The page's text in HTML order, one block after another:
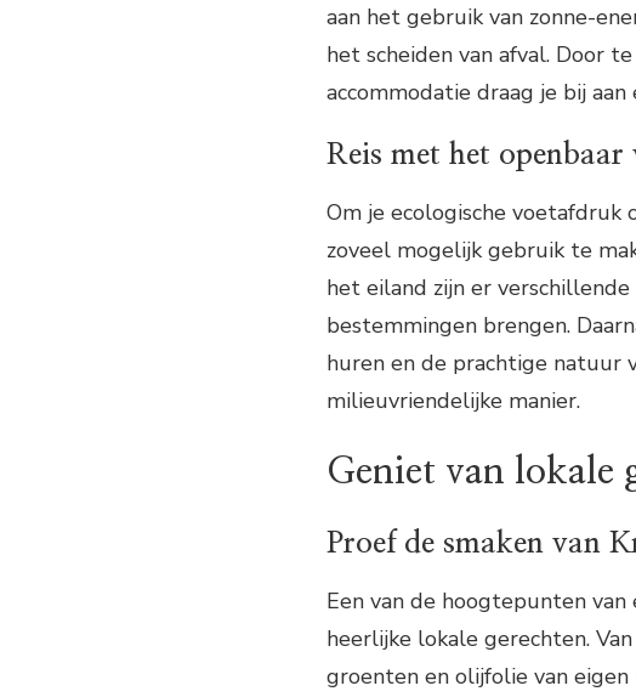
aan het gebruik van zonne-
het scheiden van afval. Door
accommodatie draag je bij
Reis met het openbaar
Om je ecologische voetafdruk
zoveel mogelijk gebruik te
het eiland zijn er
bestemmingen brengen.
huren en de prachtige natuur
milieuvriendelijke manier.
Geniet van lokale
Proef de smaken van
Een van de hoogtepunten
heerlijke lokale gerechten.
groenten en olijfolie van